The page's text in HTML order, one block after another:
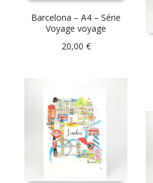
Barcelona – A4 – Série
Voyage voyage
20,00 €